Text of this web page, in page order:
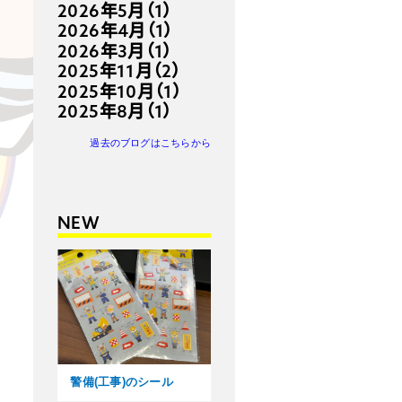
2026年5月（1）
2026年4月（1）
2026年3月（1）
2025年11月（2）
2025年10月（1）
2025年8月（1）
過去のブログはこちらから
NEW
警備(工事)のシール